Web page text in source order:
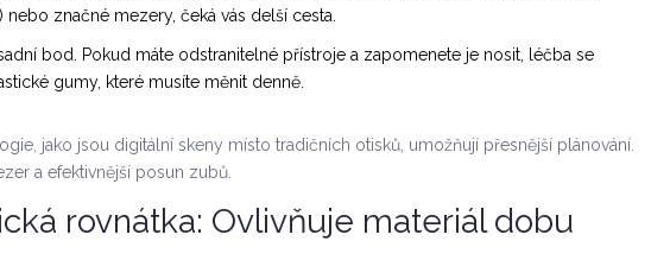
značné mezery, čeká vás delší cesta.
bod. Pokud máte odstranitelné přístroje a zapomenete je nosit, léčba se
gumy, které musíte měnit denně.
jako jsou digitální skeny místo tradičních otisků, umožňují přesnější plánování.
a efektivnější posun zubů.
rovnátka: Ovlivňuje materiál dobu